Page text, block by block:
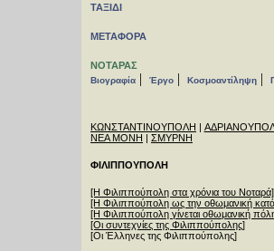
ΤΑΞΙΔΙ
ΜΕΤΑΦΟΡΑ
ΝΟΤΑΡΑΣ
Βιογραφία | Έργο | Κοσμοαντίληψη |
ΚΩΝΣΤΑΝΤΙΝΟΥΠΟΛΗ |
ΝΕΑ ΜΟΝΗ | ΣΜΥΡΝΗ
ΦΙΛΙΠΠΟΥΠΟΛΗ
[Η Φιλιππούπολη στα χρόνια του Νοταρά]
[Η Φιλιππούπολη ως την οθωμανική
[Η Φιλιππούπολη γίνεται οθωμανική
[Οι συντεχνίες της Φιλιππούπολης]
[Οι Έλληνες της Φιλιππούπολης]